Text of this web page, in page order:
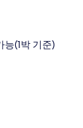
능(1박 기준)